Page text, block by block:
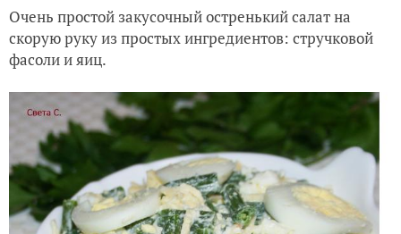
Очень простой закусочный остренький салат на
скорую руку из простых ингредиентов: стручковой
фасоли и яиц.